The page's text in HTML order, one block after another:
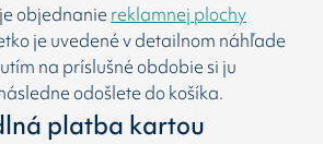
objednanie reklamnej plochy
je uvedené v detailnom náhľade
na príslušné obdobie si ju
odošlete do košíka.
platba kartou